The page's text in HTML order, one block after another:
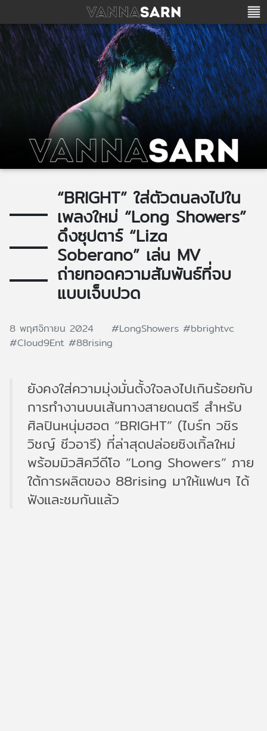
“BRIGHT” ใส่ตัวตนลงไปใน
เพลงใหม่ “Long Showers”
ดึงซุปตาร์ “Liza
Soberano” เล่น MV
ถ่ายทอดความสัมพันธ์ที่จบ
แบบเจ็บปวด
8 พฤศจิกายน 2024 #LongShowers #bbrightvc
#Cloud9Ent #88rising
ยังคงใส่ความมุ่งมั่นตั้งใจลงไปเกินร้อยกับ
การทำงานบนเส้นทางสายดนตรี สำหรับ
ศิลปินหนุ่มฮอต “BRIGHT” (ไบร์ท วชิร
วิชญ์ ชีวอารี) ที่ล่าสุดปล่อยซิงเกิ้ลใหม่
พร้อมมิวสิควีดีโอ “Long Showers” ภาย
ใต้การผลิตของ 88rising มาให้แฟนๆ ได้
ฟังและชมกันแล้ว